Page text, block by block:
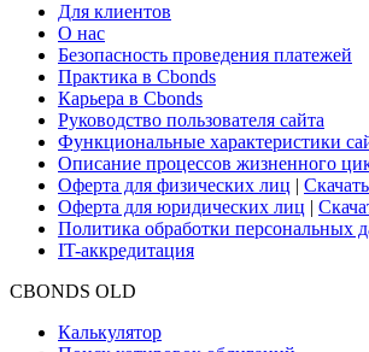
Для клиентов
О нас
Безопасность проведения платежей
Практика в Cbonds
Карьера в Cbonds
Руководство пользователя сайта
Функциональные характеристики
Описание процессов жизненного
Оферта для физических лиц |
Оферта для юридических лиц |
Политика обработки персональных
IT-аккредитация
CBONDS OLD
Калькулятор